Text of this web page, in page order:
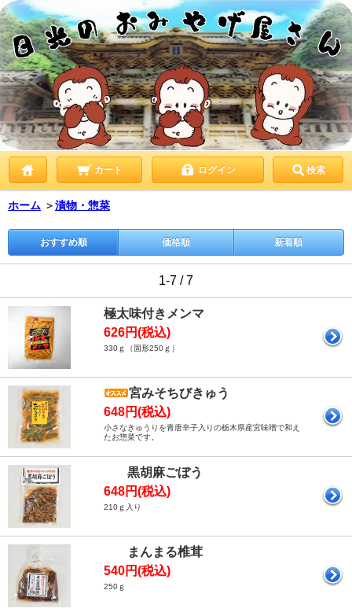
カート ログイン 検索
ホーム ＞漬物・惣菜
おすすめ順 価格順 新着順
1-7 / 7
極太味付きメンマ
626円(税込)
330ｇ（固形250ｇ）
宮みそちびきゅう
648円(税込)
小さなきゅうりを青唐辛子入りの栃木県産宮味噌で和え
たお惣菜です。
黒胡麻ごぼう
648円(税込)
210ｇ入り
まんまる椎茸
540円(税込)
250ｇ